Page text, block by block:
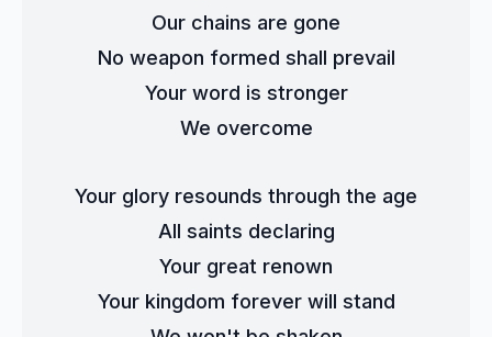
Our chains are gone
No weapon formed shall prevail
Your word is stronger
We overcome
Your glory resounds through the age
All saints declaring
Your great renown
Your kingdom forever will stand